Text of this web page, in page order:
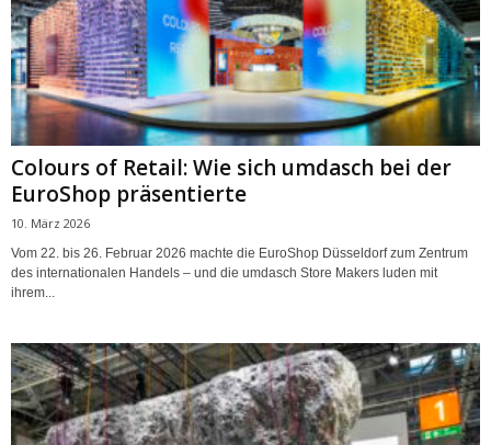
Colours of Retail: Wie sich umdasch bei der
EuroShop präsentierte
10. März 2026
Vom 22. bis 26. Februar 2026 machte die EuroShop Düsseldorf zum Zentrum
des internationalen Handels – und die umdasch Store Makers luden mit
ihrem...